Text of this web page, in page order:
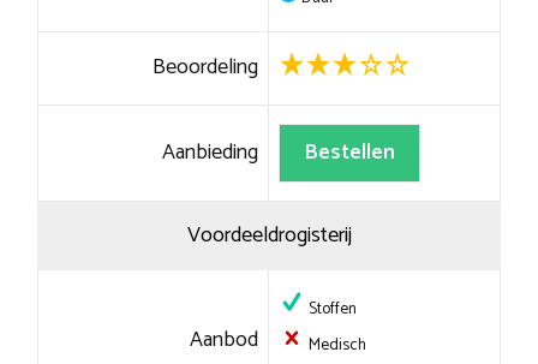
Beoordeling
Aanbieding Bestellen
Voordeeldrogisterij
Aanbod
Stoffen
Medisch